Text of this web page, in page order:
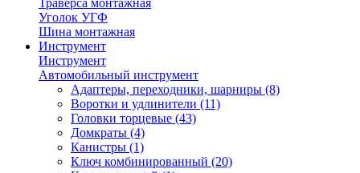
Траверса монтажная
Уголок УГФ
Шина монтажная
Инструмент
Инструмент
Автомобильный инструмент
Адаптеры, переходники, шарниры (8)
Воротки и удлинители (11)
Головки торцевые (43)
Домкраты (4)
Канистры (1)
Ключ комбинированный (20)